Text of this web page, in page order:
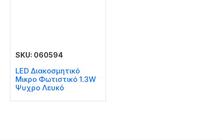
SKU: 060594
LED Διακοσμητικό
Μικρο Φωτιστικό 1.3W
Ψυχρο Λευκό